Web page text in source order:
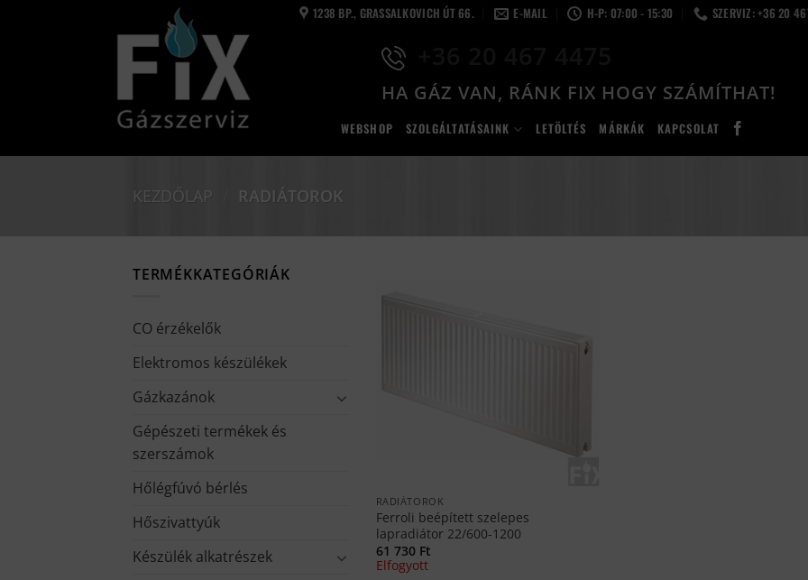
1238 BP., GRASSALKOVICH ÚT 66. E-MAIL H-P: 07:00 - 15:30 SZERVIZ: +36 20
HA GÁZ VAN, RÁNK FIX HOGY SZÁMÍTHAT!
WEBSHOP SZOLGÁLTATÁSAINK LETÖLTÉS MÁRKÁK KAPCSOLAT
KEZDŐLAP RADIÁTOROK
TERMÉKKATEGÓRIÁK
CO érzékelők
Elektromos készülékek
Gázkazánok
Gépészeti termékek és
szerszámok
Hőlégfúvó bérlés
Hőszivattyúk
Készülék alkatrészek
RADIÁTOROK
Ferroli beépített szelepes
lapradiátor 22/600-1200
61 730 Ft
Elfogyott